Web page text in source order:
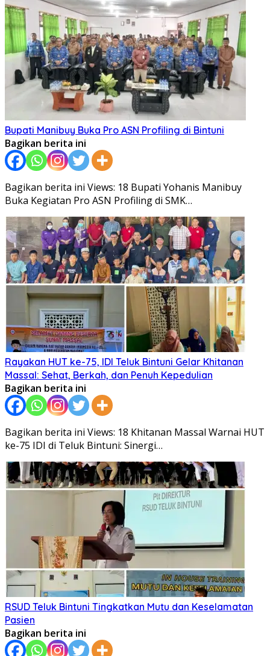
Bupati Manibuy Buka Pro ASN Profiling di Bintuni
Bagikan berita ini
Bagikan berita ini Views: 18 Bupati Yohanis Manibuy
Buka Kegiatan Pro ASN Profiling di SMK…
Rayakan HUT ke-75, IDI Teluk Bintuni Gelar Khitanan
Massal: Sehat, Berkah, dan Penuh Kepedulian
Bagikan berita ini
Bagikan berita ini Views: 18 Khitanan Massal Warnai HUT
ke-75 IDI di Teluk Bintuni: Sinergi…
RSUD Teluk Bintuni Tingkatkan Mutu dan Keselamatan
Pasien
Bagikan berita ini